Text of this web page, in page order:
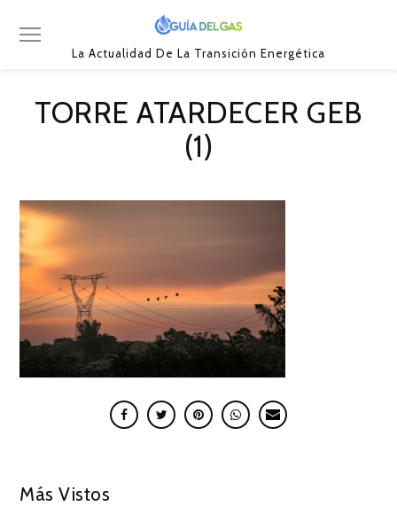
La Actualidad De La Transición Energética
TORRE ATARDECER GEB
(1)
Más Vistos